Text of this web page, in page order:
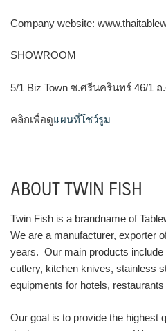
Company website:
SHOWROOM
5/1 Biz Town ซ.ศรีนครินทร์ 46/1
คลิกเพื่อดูแผนที่โชว์รูม
ABOUT TWIN FISH
Twin Fish is a brandname of
We are a manufacturer, exporter
years. Our main products include
cutlery, kitchen knives, stainless
equipments for hotels,
Our goal is to provide the highest